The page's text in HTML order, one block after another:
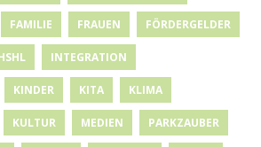
FAMILIE FRAUEN FÖRDERGELDER
INTEGRATION
KINDER KITA KLIMA
KULTUR MEDIEN PARKZAUBER